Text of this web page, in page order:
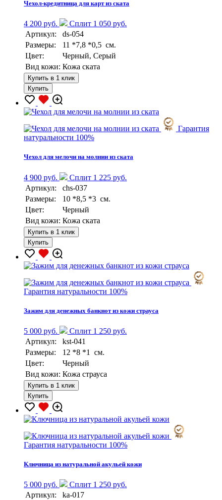
Чехол-кредитница для карт из ската
4 200 руб.
Сплит 1 050 руб.
Артикул:
ds-054
Размеры:
11 *7,8 *0,5 см.
Цвет:
Черный, Серый
Вид кожи: Кожа ската
Купить в 1 клик
Купить
Гарантия
натуральности 100%
Чехол для мелочи на молнии из ската
4 900 руб.
Сплит 1 225 руб.
Артикул:
chs-037
Размеры:
10 *8,5 *3 см.
Цвет:
Черный
Вид кожи: Кожа ската
Купить в 1 клик
Купить
Гарантия натуральности 100%
Зажим для денежных банкнот из кожи страуса
5 000 руб.
Сплит 1 250 руб.
Артикул:
kst-041
Размеры:
12 *8 *1 см.
Цвет:
Черный
Вид кожи: Кожа страуса
Купить в 1 клик
Купить
Гарантия натуральности 100%
Ключница из натуральной акульей кожи
5 000 руб.
Сплит 1 250 руб.
Артикул:
ka-017